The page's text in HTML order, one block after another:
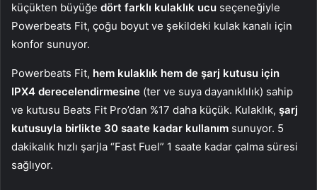
küçükten büyüğe dört farklı kulaklık ucu seçeneğiyle
Powerbeats Fit, çoğu boyut ve şekildeki kulak kanalı için
konfor sunuyor.
Powerbeats Fit, hem kulaklık hem de şarj kutusu için
IPX4 derecelendirmesine (ter ve suya dayanıklılık) sahip
ve kutusu Beats Fit Pro’dan %17 daha küçük. Kulaklık, şarj
kutusuyla birlikte 30 saate kadar kullanım sunuyor. 5
dakikalık hızlı şarjla “Fast Fuel” 1 saate kadar çalma süresi
sağlıyor.